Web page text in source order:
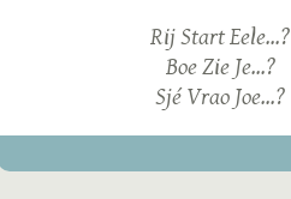
Rij Start Eele...?
Boe Zie Je...?
Sjé Vrao Joe...?